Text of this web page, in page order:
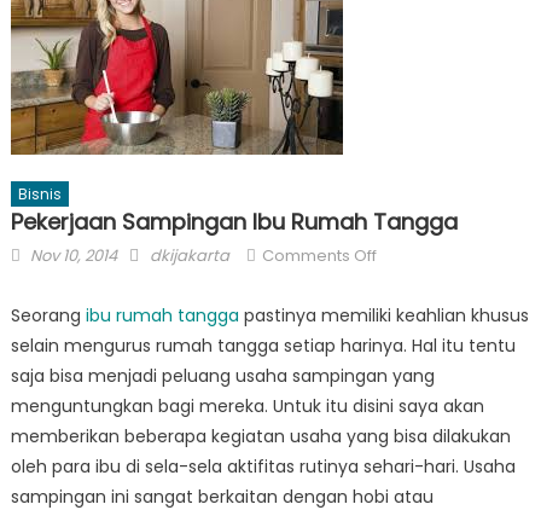
Bisnis
Pekerjaan Sampingan Ibu Rumah Tangga
Posted
Nov 10, 2014 Author
dkijakarta Comments Offon
Sampingan
Ibu
Rumah
Tangga
Seorang ibu rumah tangga pastinya memiliki keahlian khusus
selain mengurus rumah tangga setiap harinya. Hal itu tentu
saja bisa menjadi peluang usaha sampingan yang
menguntungkan bagi mereka. Untuk itu disini saya akan
memberikan beberapa kegiatan usaha yang bisa dilakukan
oleh para ibu di sela-sela aktifitas rutinya sehari-hari. Usaha
sampingan ini sangat berkaitan dengan hobi atau